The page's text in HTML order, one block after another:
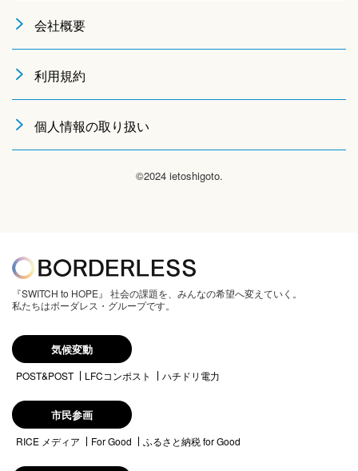
会社概要
利用規約
個人情報の取り扱い
©2024 ietoshigoto.
『SWITCH to HOPE』 社会の課題を、みんなの希望へ変えていく。
私たちはボーダレス・グループです。
気候変動
POST&POST LFCコンポスト ハチドリ電力
市民参画
RICE メディア For Good ふるさと納税 for Good